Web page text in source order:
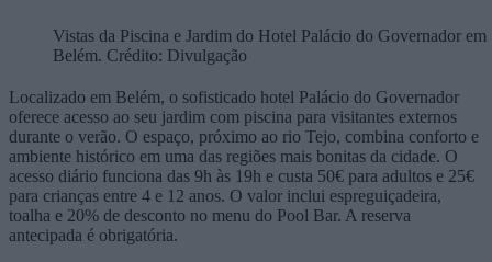
Vistas da Piscina e Jardim do Hotel Palácio do Governador em
Belém. Crédito: Divulgação
Localizado em Belém, o sofisticado hotel Palácio do Governador
oferece acesso ao seu jardim com piscina para visitantes externos
durante o verão. O espaço, próximo ao rio Tejo, combina conforto e
ambiente histórico em uma das regiões mais bonitas da cidade. O
acesso diário funciona das 9h às 19h e custa 50€ para adultos e 25€
para crianças entre 4 e 12 anos. O valor inclui espreguiçadeira,
toalha e 20% de desconto no menu do Pool Bar. A reserva
antecipada é obrigatória.